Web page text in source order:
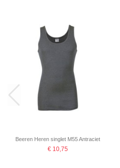
Beeren Heren singlet M55 Antraciet
€ 10,75